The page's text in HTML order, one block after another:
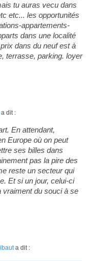
tu auras vecu dans
etc... les opportunités
appartements-
dans une localité
dans du neuf est à
terrasse, parking. loyer
dit :
En attendant,
Europe où on peut
ses billes dans
pas la pire des
reste un secteur qui
Et si un jour, celui-ci
vraiment du souci à se
a dit :